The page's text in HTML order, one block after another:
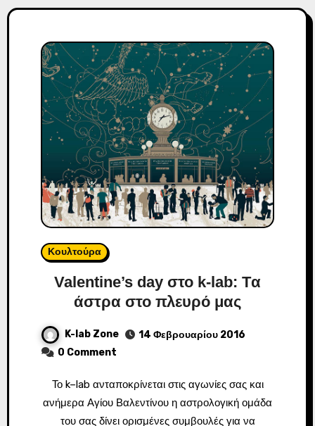
Κουλτούρα
Valentine’s day στο k-lab: Tα
άστρα στο πλευρό μας
K-lab Zone
14 Φεβρουαρίου 2016
0 Comment
Το k–lab ανταποκρίνεται στις αγωνίες σας και
ανήμερα Αγίου Βαλεντίνου η αστρολογική ομάδα
του σας δίνει ορισμένες συμβουλές για να